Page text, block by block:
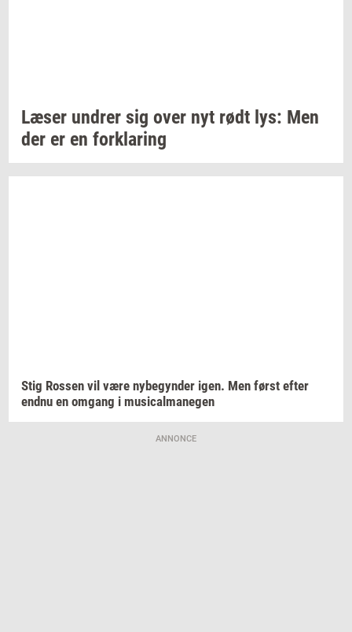
Læser un­drer sig over nyt rødt lys: Men
der er en for­kla­ring
Stig Ros­sen vil være ny­be­gyn­der igen. Men først efter
endnu en om­gang i mu­si­cal­ma­ne­gen
ANNONCE